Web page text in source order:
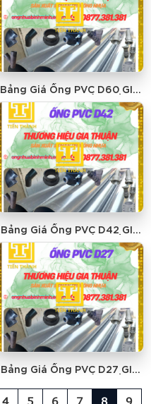
Bảng Giá Ống PVC D60 GIA
THUẬN - GIÁ RẺ NHẤT
Bảng Giá Ống PVC D42 GIA
THUẬN - GIÁ RẺ NHẤT
Bảng Giá Ống PVC D27 GIA
4 5 6 7 8
9